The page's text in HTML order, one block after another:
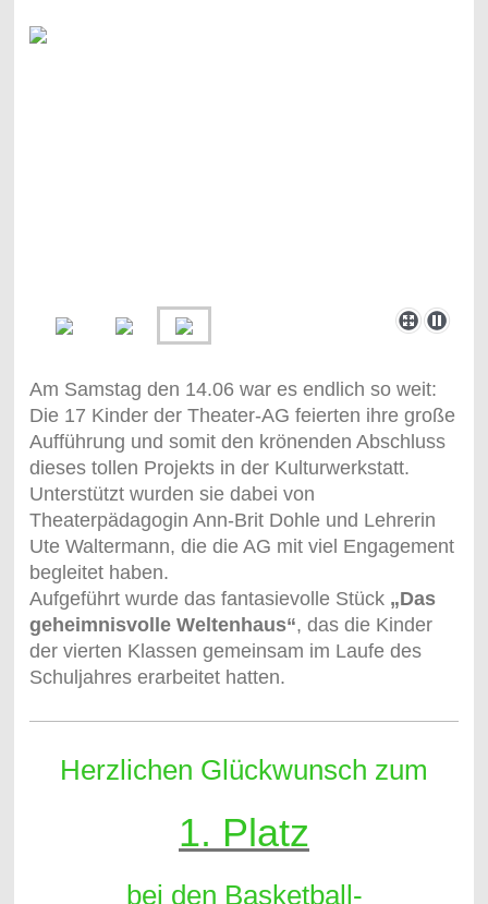
Am Samstag den 14.06 war es endlich so weit:
Die 17 Kinder der Theater-AG feierten ihre große
Aufführung und somit den krönenden Abschluss
dieses tollen Projekts in der Kulturwerkstatt.
Unterstützt wurden sie dabei von
Theaterpädagogin Ann-Brit Dohle und Lehrerin
Ute Waltermann, die die AG mit viel Engagement
begleitet haben.
Aufgeführt wurde das fantasievolle Stück „Das
geheimnisvolle Weltenhaus“, das die Kinder
der vierten Klassen gemeinsam im Laufe des
Schuljahres erarbeitet hatten.
Herzlichen Glückwunsch zum
1. Platz
bei den Basketball-